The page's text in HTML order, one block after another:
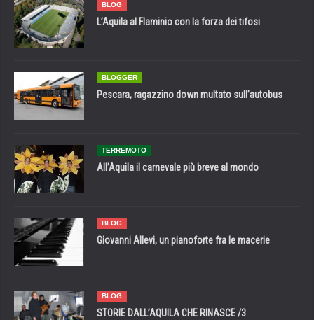
BLOG
L’Aquila al Flaminio con la forza dei tifosi
BLOGGER
Pescara, ragazzino down multato sull’autobus
TERREMOTO
All’Aquila il carnevale più breve al mondo
BLOG
Giovanni Allevi, un pianoforte fra le macerie
BLOG
STORIE DALL’AQUILA CHE RINASCE /3